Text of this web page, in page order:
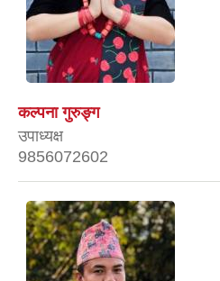
कल्पना गुरुङ्ग
उपाध्यक्ष
9856072602